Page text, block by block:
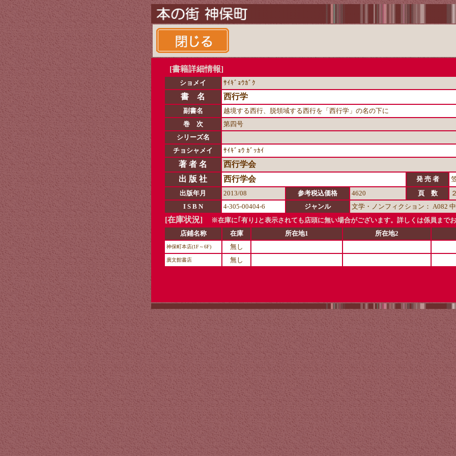
[書籍詳細情報]
ショメイ ｻｲｷﾞｮｳｶﾞｸ
書 名 西行学
副書名
越境する西行、脱領域する西行を「西行学」の名の下に
巻 次
第四号
シリーズ名
チョシャメイ
ｻｲｷﾞｮｳ ｶﾞｯｶｲ
著 者 名
西行学会
出 版 社
西行学会 発 売 者
出版年月
2013/08 参考税込価格 4620 頁 数
I S B N
4-305-00404-6 ジャンル 文学・ノンフィクション： A082
[在庫状況]
※在庫に｢有り｣と表示されても店頭に無い場合がございます。詳しくは係員まで
店鋪名称
在庫 所在地1 所在地2
神保町本店(1F～6F) 無し
廣文館書店 無し